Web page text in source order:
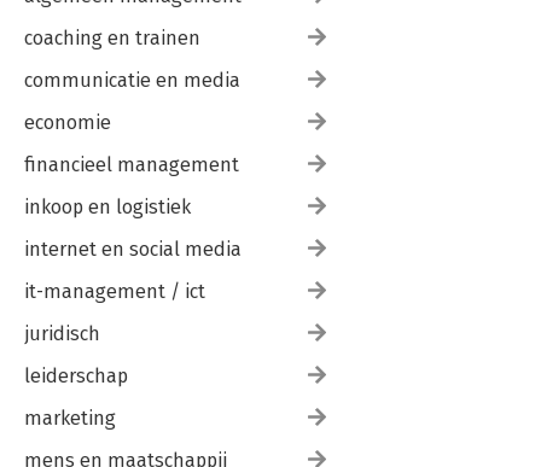
coaching en trainen
communicatie en media
economie
financieel management
inkoop en logistiek
internet en social media
it-management / ict
juridisch
leiderschap
marketing
mens en maatschappij